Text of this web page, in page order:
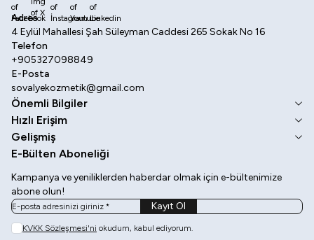
Adres
4 Eylül Mahallesi Şah Süleyman Caddesi 265 Sokak No 16
Telefon
+905327098849
E-Posta
sovalyekozmetik@gmail.com
Facebook
X İnstagram
Youtube
Önemli Bilgiler
Hızlı Erişim
Gelişmiş
E-Bülten Aboneliği
Kampanya ve yeniliklerden haberdar olmak için e-bültenimize
abone olun!
Kayıt Ol
KVKK Sözleşmesi'ni okudum, kabul ediyorum.